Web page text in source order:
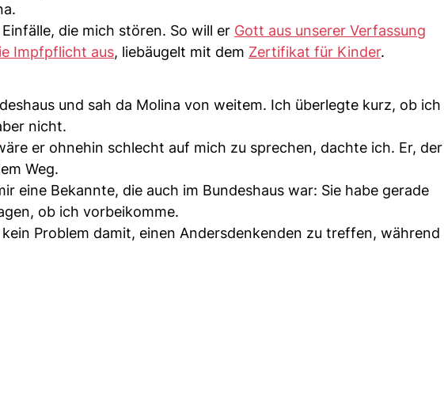
die mich stören. So will er Gott aus unserer Verfassung
Impfpflicht aus, liebäugelt mit dem Zertifikat für Kinder.
und sah da Molina von weitem. Ich überlegte kurz, ob ich
nicht.
er ohnehin schlecht auf mich zu sprechen, dachte ich. Er, der
Weg.
eine Bekannte, die auch im Bundeshaus war: Sie habe gerade
ob ich vorbeikomme.
Problem damit, einen Andersdenkenden zu treffen, während